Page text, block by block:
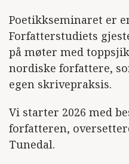
Poetikkseminaret er
Forfatterstudiets
på møter med
nordiske forfattere,
egen skrivepraksis.
Vi starter 2026 med
forfatteren,
Tunedal.